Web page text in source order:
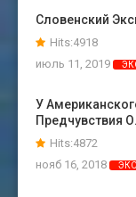
Словенский
Hits:4918
июль 11, 2019
У
Предчувствия
Hits:4872
нояб 16, 2018